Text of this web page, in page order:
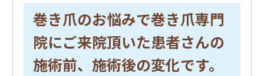
巻き爪のお悩みで巻き爪専門
院にご来院頂いた患者さんの
施術前、施術後の変化です。